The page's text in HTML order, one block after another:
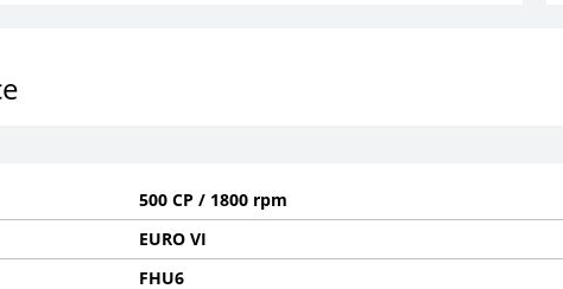
500 CP / 1800 rpm
EURO VI
FHU6